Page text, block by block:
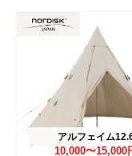
アルフェイム
10,000〜15,000